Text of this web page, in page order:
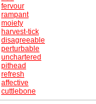
fervour
rampant
moiety
harvest-tick
disagreeable
perturbable
unchartered
pithead
refresh
affective
cuttlebone